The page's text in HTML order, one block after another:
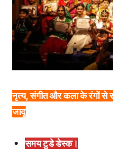
नृत्य, संगीत और कला के रंगों से
जादू
समय टुडे डेस्क।